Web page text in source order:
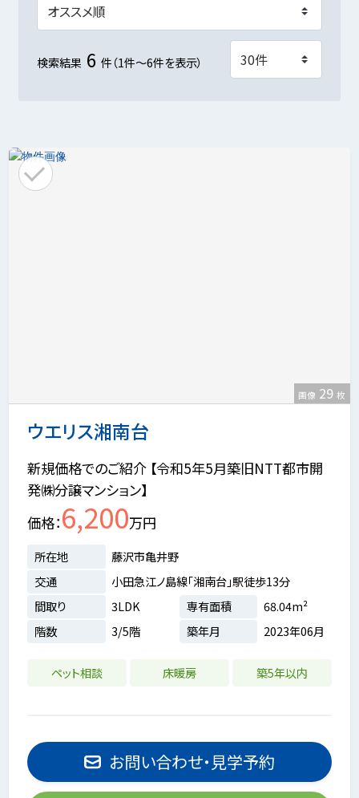
検索結果 6 件（1件～6件を表示）
ウエリス湘南台
画像 29 枚
新規価格でのご紹介 【令和5年5月築旧NTT都市開
発㈱分譲マンション】
価格 6,200万円
所在地
藤沢市亀井野
交通
小田急江ノ島線「湘南台」駅徒歩13分
間取り
3LDK 専有面積
68.04m²
階数
3/5階 築年月 2023年06月
ペット相談 床暖房 築5年以内
お問い合わせ・見学予約